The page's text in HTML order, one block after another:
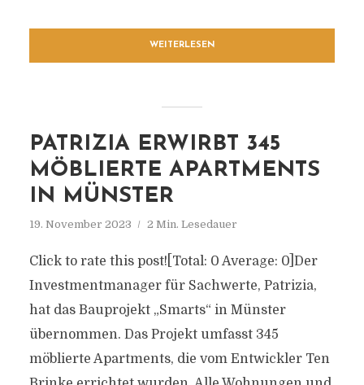
WEITERLESEN
PATRIZIA ERWIRBT 345
MÖBLIERTE APARTMENTS
IN MÜNSTER
19. November 2023 2 Min. Lesedauer
Click to rate this post![Total: 0 Average: 0]Der
Investmentmanager für Sachwerte, Patrizia,
hat das Bauprojekt „Smarts“ in Münster
übernommen. Das Projekt umfasst 345
möblierte Apartments, die vom Entwickler Ten